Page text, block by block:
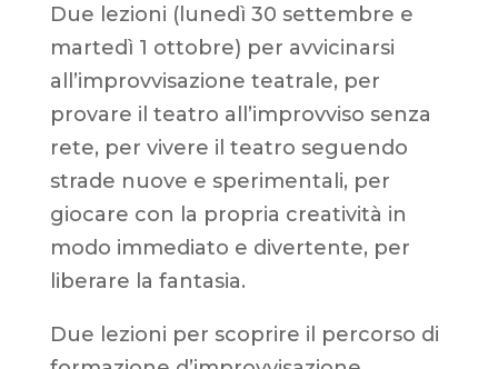
Due lezioni (lunedì 30 settembre e
martedì 1 ottobre) per avvicinarsi
all’improvvisazione teatrale, per
provare il teatro all’improvviso senza
rete, per vivere il teatro seguendo
strade nuove e sperimentali, per
giocare con la propria creatività in
modo immediato e divertente, per
liberare la fantasia.
Due lezioni per scoprire il percorso di